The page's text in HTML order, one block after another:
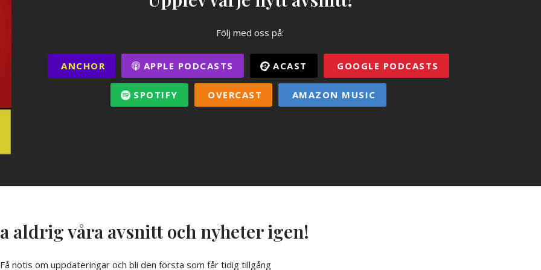
Följ med oss på:
ANCHOR APPLE PODCASTS ACAST GOOGLE PODCASTS
SPOTIFY OVERCAST AMAZON MUSIC
aldrig våra avsnitt och nyheter igen!
Få notis om uppdateringar och bli den första som får tidig tillgång